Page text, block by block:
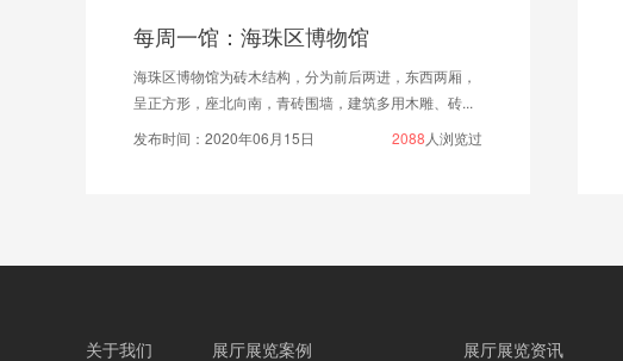
2021年以来，江西省在做好疫情防控工作的同时，积极
推进会展行业回暖复苏。今年办展数量，办展规模双...
发布时间：2021年07月21日
1693 人浏览过
关于我们 展厅展览案例 展厅展览资讯